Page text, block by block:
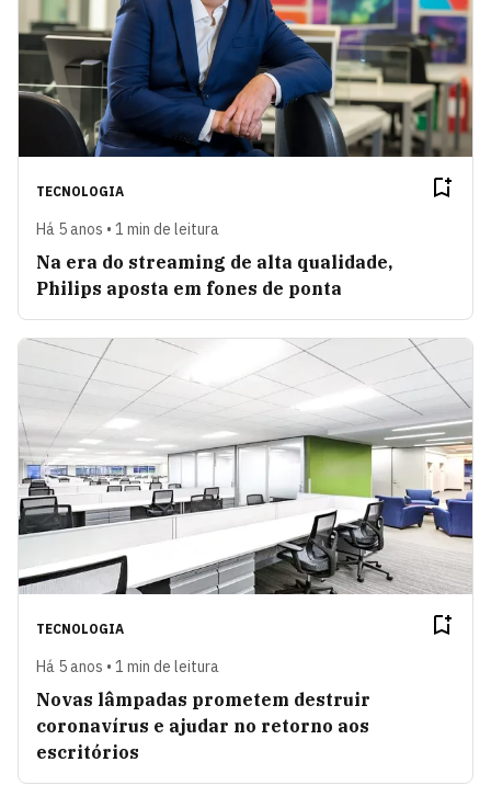
TECNOLOGIA
Há 5 anos • 1 min de leitura
Na era do streaming de alta qualidade,
Philips aposta em fones de ponta
TECNOLOGIA
Há 5 anos • 1 min de leitura
Novas lâmpadas prometem destruir
coronavírus e ajudar no retorno aos
escritórios